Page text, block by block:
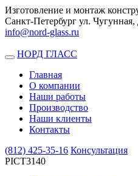
Изготовление и монтаж
Санкт-Петербург ул.
info@nord-glass.ru
Toggle
navigation
НОРД ГЛАСС
Главная
О компании
Наши работы
Производство
Наши клиенты
Контакты
(812) 425-35-16 Консультация
PICT3140